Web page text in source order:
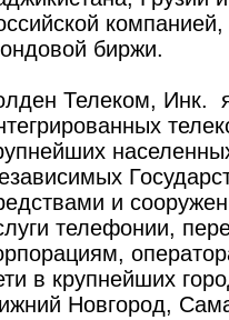
биржи.
Телеком, Инк.
и
телефонии,
в крупнейших
Новгород,